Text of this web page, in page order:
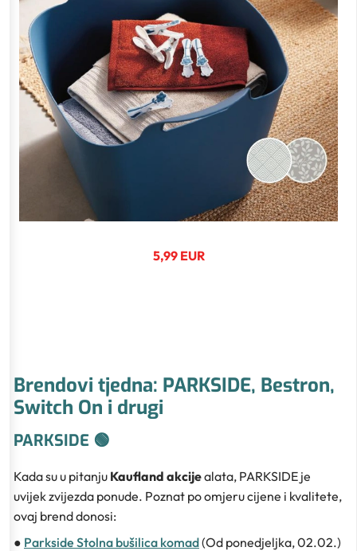
5,99 EUR
Brendovi tjedna: PARKSIDE, Bestron,
Switch On i drugi
PARKSIDE 🟢
Kada su u pitanju Kaufland akcijealata, PARKSIDE je
uvijek zvijezda ponude. Poznat po omjeru cijene i kvalitete,
ovaj brend donosi:
● Parkside Stolna bušilica komad(Od ponedjeljka, 02.02.)